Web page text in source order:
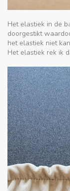
Het elastiek in de
doorgestikt
het elastiek niet
Het elastiek rek ik